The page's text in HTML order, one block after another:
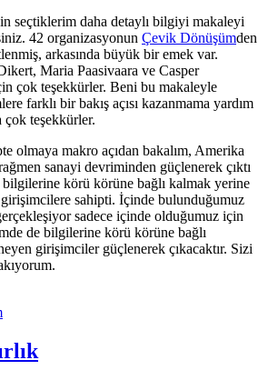
seçtiklerim daha detaylı bilgiyi makaleyi
42 organizasyonun Çevik Dönüşümden
arkasında büyük bir emek var.
Maria Paasivaara ve Casper
çok teşekkürler. Beni bu makaleyle
farklı bir bakış açısı kazanmama yardım
çok teşekkürler.
olmaya makro açıdan bakalım, Amerika
sanayi devriminden güçlenerek çıktı
körü körüne bağlı kalmak yerine
sahipti. İçinde bulunduğumuz
sadece içinde olduğumuz için
de bilgilerine körü körüne bağlı
girişimciler güçlenerek çıkacaktır. Sizi